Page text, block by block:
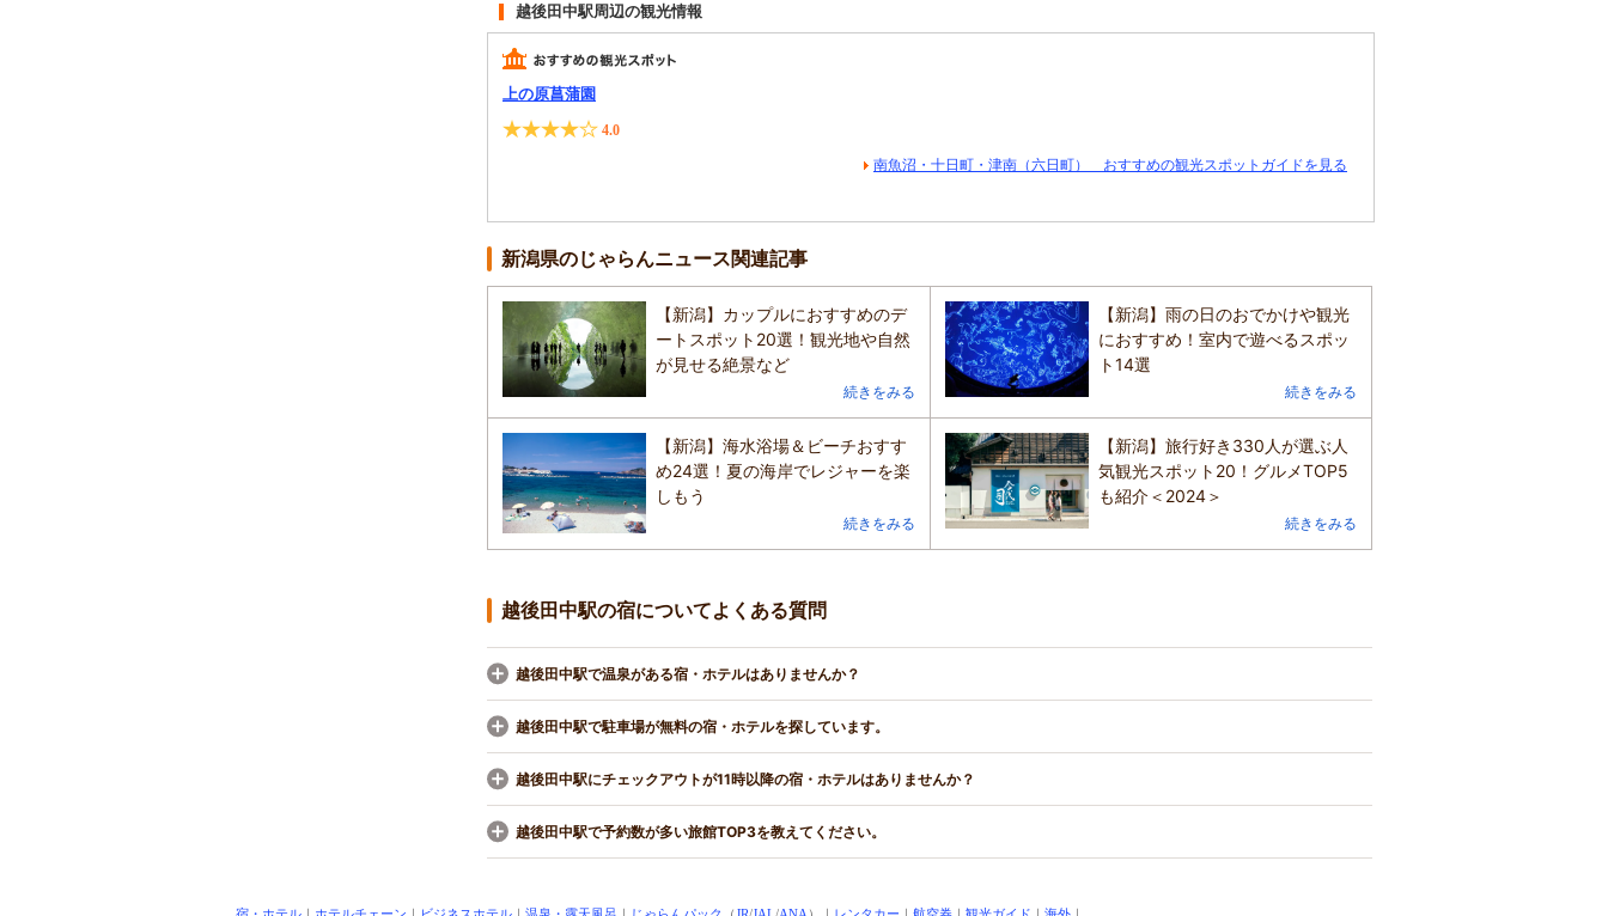
越後田中駅周辺の観光情報
上の原菖蒲園
4.0
南魚沼・十日町・津南（六日町） おすすめの観光スポットガイドを見る
新潟県のじゃらんニュース関連記事
【新潟】カップルにおすすめのデ
ートスポット20選！観光地や自然
が見せる絶景など
続きをみる
【新潟】雨の日のおでかけや観光
におすすめ！室内で遊べるスポッ
ト14選
続きをみる
【新潟】海水浴場＆ビーチおすす
め24選！夏の海岸でレジャーを楽
しもう
続きをみる
【新潟】旅行好き330人が選ぶ人
気観光スポット20！グルメTOP5
も紹介＜2024＞
続きをみる
越後田中駅の宿についてよくある質問
越後田中駅で温泉がある宿・ホテルはありませんか？
越後田中駅で駐車場が無料の宿・ホテルを探しています。
越後田中駅にチェックアウトが11時以降の宿・ホテルはありませんか？
越後田中駅で予約数が多い旅館TOP3を教えてください。